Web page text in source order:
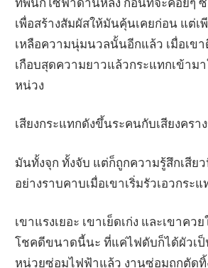
เพื่อสร้างสัมผัสให้มันคุ้นเคยก่อน แต่เ
เหลือความนุ่มนวลนั้นอีกแล้ว เมื่อเข
เกือบสุดความยาวแล้วกระแทกเข้าม
หน่วง
เสียงกระแทกดังขึ้นระคนกับเสียงครา
มันทั้งจุก ทั้งจับ แต่ก็ถูกความรู้สึกเสีย
อย่างราบคาบเมื่อเขาเริ่มรัวเอวกระ
เขาแรงเยอะ เขาเย็ดเก่ง และเขาค
โชคดีขนาดนี้นะ ที่แค่ไฟดับก็ได้ผัวเ
หน่วยซ่อมไฟฟ้าแล้ว งานซ่อมถูกตัดทิ้